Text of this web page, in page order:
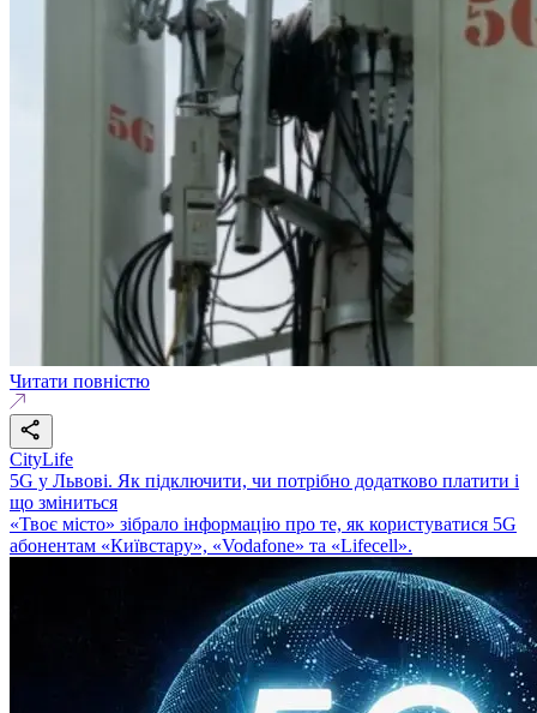
Читати повністю
CityLife
5G у Львові. Як підключити, чи потрібно додатково платити і
що зміниться
«Твоє місто» зібрало інформацію про те, як користуватися 5G
абонентам «Київстару», «Vodafone» та «Lifecell».